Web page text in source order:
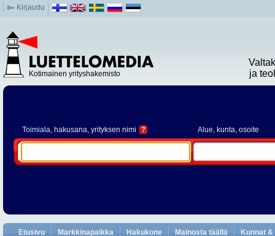
Kirjaudu
Kotimainen yrityshakemisto
ja
Toimiala, hakusana, yrityksen nimi ? Alue, kunta, osoite
Etusivu Markkinapaikka Hakukone Mainosta täällä Kunnat